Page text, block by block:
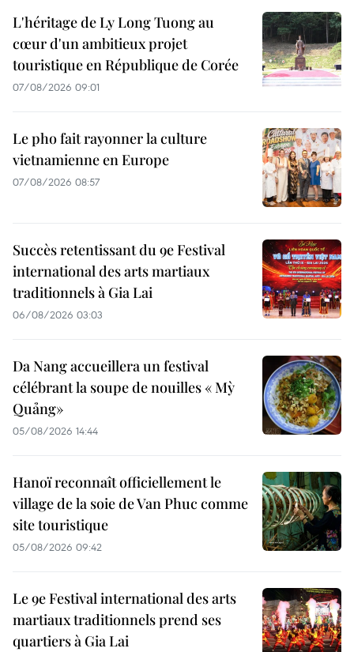
L'héritage de Ly Long Tuong au
cœur d'un ambitieux projet
touristique en République de Corée
07/08/2026 09:01
Le pho fait rayonner la culture
vietnamienne en Europe
07/08/2026 08:57
Succès retentissant du 9e Festival
international des arts martiaux
traditionnels à Gia Lai
06/08/2026 03:03
Da Nang accueillera un festival
célébrant la soupe de nouilles « Mỳ
Quảng»
05/08/2026 14:44
Hanoï reconnaît officiellement le
village de la soie de Van Phuc comme
site touristique
05/08/2026 09:42
Le 9e Festival international des arts
martiaux traditionnels prend ses
quartiers à Gia Lai